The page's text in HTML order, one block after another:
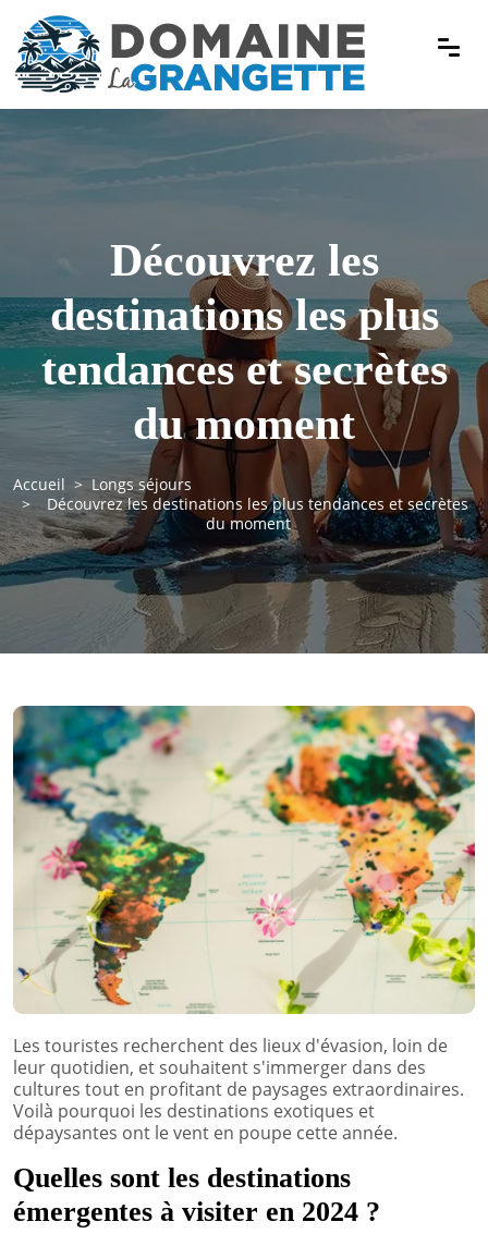
Découvrez les
destinations les plus
tendances et secrètes
du moment
Accueil
Longs séjours
Découvrez les destinations les plus tendances et secrètes
du moment
Les touristes recherchent des lieux d'évasion, loin de
leur quotidien, et souhaitent s'immerger dans des
cultures tout en profitant de paysages extraordinaires.
Voilà pourquoi les destinations exotiques et
dépaysantes ont le vent en poupe cette année.
Quelles sont les destinations
émergentes à visiter en 2024 ?